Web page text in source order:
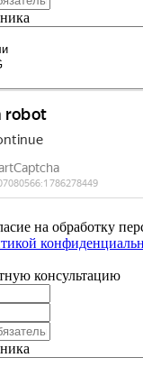
на обработку
консультацию